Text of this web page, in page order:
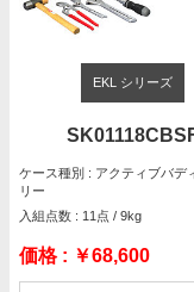
EKL シリーズ
ケース種別 : アクティブバ
リー
入組点数 : 11点 / 9kg
価格 : ￥68,600